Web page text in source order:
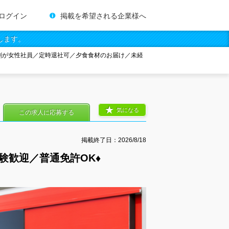
グイン 掲載を希望される企業様へ
す。
女性社員／定時退社可／夕食食材のお届け／未経
掲載終了日： 2026/8/18
歓迎／普通免許OK♦
気になる
この求人に応募する